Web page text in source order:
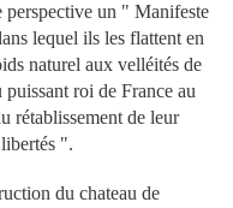
perspective un " Manifeste
lequel ils les flattent en
naturel aux velléités de
roi de France au
rétablissement de leur
".
du chateau de